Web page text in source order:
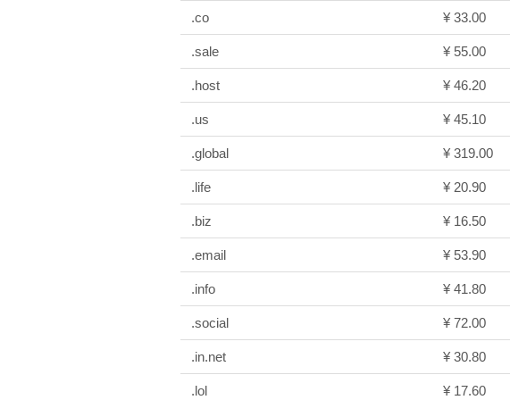
.co ¥ 33.00
.sale ¥ 55.00
.host ¥ 46.20
.us ¥ 45.10
.global ¥ 319.00
.life ¥ 20.90
.biz ¥ 16.50
.email ¥ 53.90
.info ¥ 41.80
.social ¥ 72.00
.in.net ¥ 30.80
.lol ¥ 17.60